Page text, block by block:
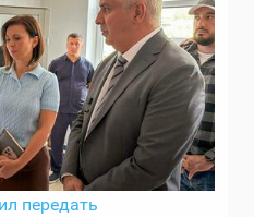
передать